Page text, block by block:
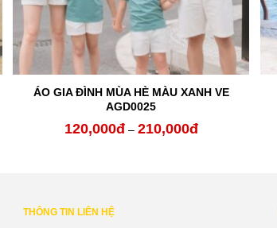
ÁO GIA ĐÌNH MÙA HÈ MÀU XANH VE
AGD0025
120,000đ – 210,000đKhoảng
THÔNG TIN LIÊN HỆ